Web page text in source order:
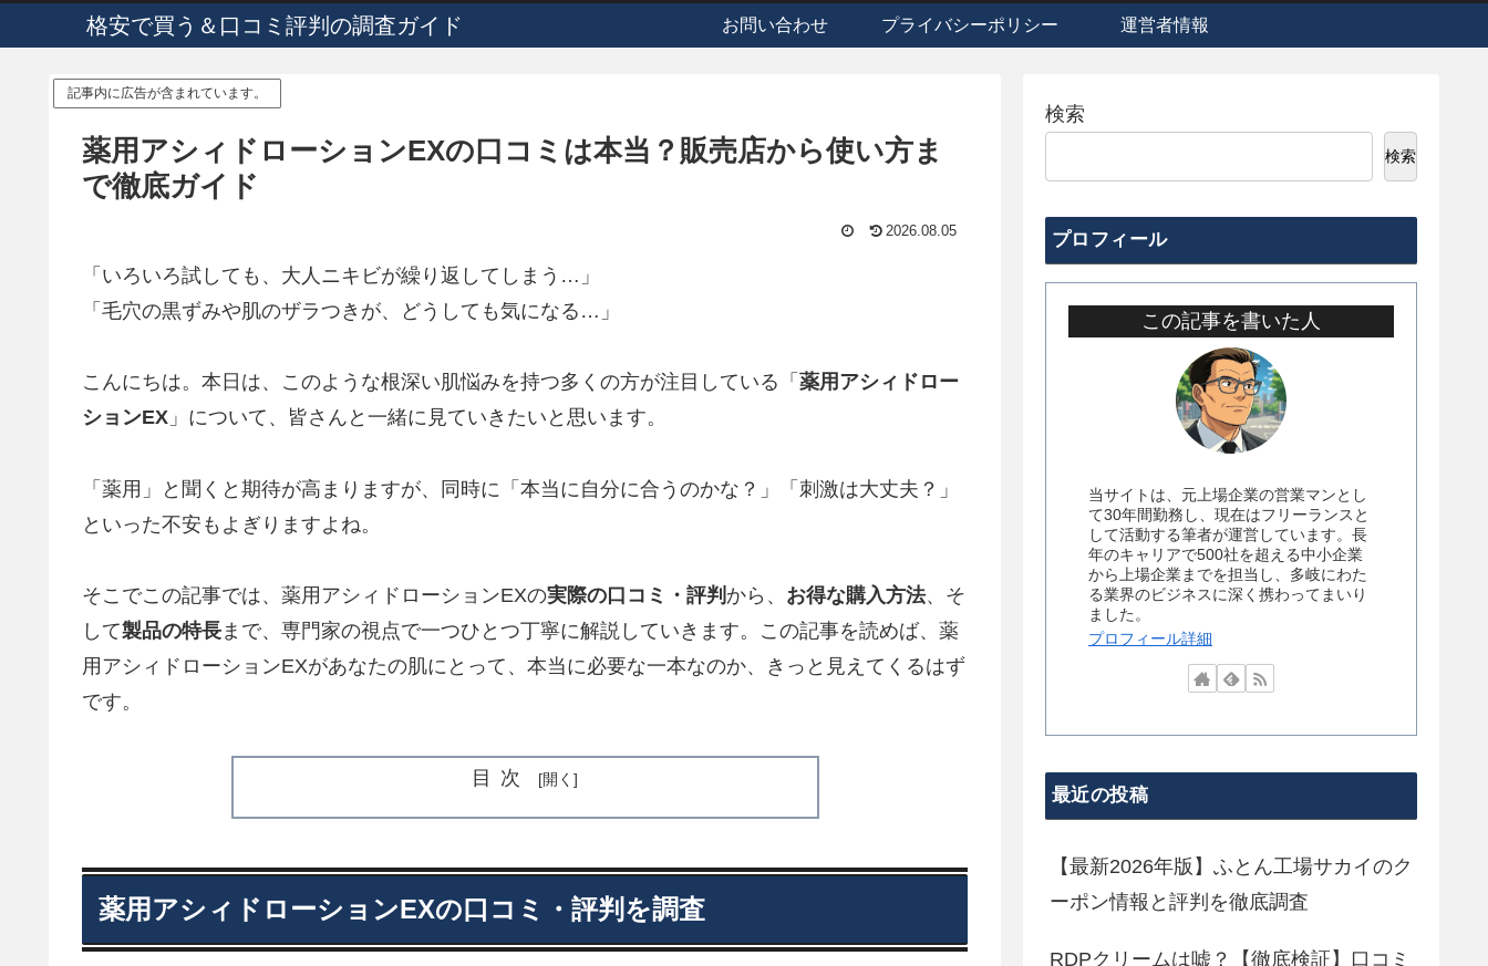
格安で買う＆口コミ評判の調査ガイド お問い合わせ プライバシーポリシー 運営者情報
記事内に広告が含まれています。
薬用アシィドローションEXの口コミは本当？販売店から使い方ま
で徹底ガイド
2026.08.05
「いろいろ試しても、大人ニキビが繰り返してしまう…」
「毛穴の黒ずみや肌のザラつきが、どうしても気になる…」
こんにちは。本日は、このような根深い肌悩みを持つ多くの方が注目している「 薬用アシィドロー
ションEX 」について、皆さんと一緒に見ていきたいと思います。
「薬用」と聞くと期待が高まりますが、同時に「本当に自分に合うのかな？」「刺激は大丈夫？」
といった不安もよぎりますよね。
そこでこの記事では、薬用アシィドローションEXの実際の口コミ・評判 から、 お得な購入方法、そ
して製品の特長まで、専門家の視点で一つひとつ丁寧に解説していきます。この記事を読めば、薬
用アシィドローションEXがあなたの肌にとって、本当に必要な一本なのか、きっと見えてくるはず
です。
目次
薬用アシィドローションEXの口コミ・評判を調査
検索
検索
プロフィール
この記事を書いた人
当サイトは、元上場企業の営業マンとし
て30年間勤務し、現在はフリーランスと
して活動する筆者が運営しています。長
年のキャリアで500社を超える中小企業
から上場企業までを担当し、多岐にわた
る業界のビジネスに深く携わってまいり
ました。
プロフィール詳細
最近の投稿
【最新2026年版】ふとん工場サカイのク
ーポン情報と評判を徹底調査
RDPクリームは嘘？【徹底検証】口コミ